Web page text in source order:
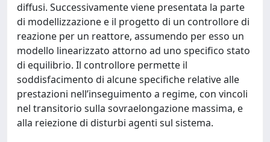
diffusi. Successivamente viene presentata la parte
di modellizzazione e il progetto di un controllore di
reazione per un reattore, assumendo per esso un
modello linearizzato attorno ad uno specifico stato
di equilibrio. Il controllore permette il
soddisfacimento di alcune specifiche relative alle
prestazioni nell’inseguimento a regime, con vincoli
nel transitorio sulla sovraelongazione massima, e
alla reiezione di disturbi agenti sul sistema.